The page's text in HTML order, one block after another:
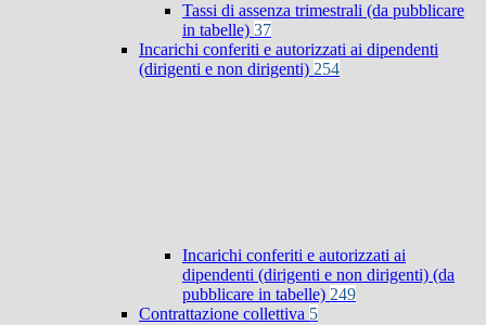
Tassi di assenza trimestrali (da pubblicare
in tabelle) 37
Incarichi conferiti e autorizzati ai dipendenti
(dirigenti e non dirigenti) 254
Incarichi conferiti e autorizzati ai
dipendenti (dirigenti e non dirigenti) (da
pubblicare in tabelle) 249
Contrattazione collettiva 5